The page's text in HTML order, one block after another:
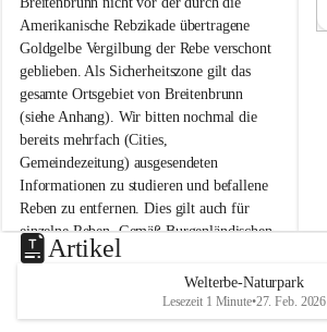
e
n
b
r
u
n
n
a
m
N
e
u
s
d
Amerikanische Rebzikade übertragene
Goldgelbe Vergilbung der Rebe verschont
geblieben. Als Sicherheitszone gilt das
gesamte Ortsgebiet von Breitenbrunn
(siehe Anhang). Wir bitten nochmal die
bereits mehrfach (Cities,
Gemeindezeitung) ausgesendeten
Informationen zu studieren und befallene
Reben zu entfernen. Dies gilt auch für
einzelne Reben. Gemäß Burgenländischen
Weinbaugesetz sind nicht gepflegte oder
unzulässige Weingärten zu roden! Bitte
helfen wir zusammen um unsere Winzer
vor den prognostizierten Ernteausfällen
e
u
e
d
Artikel
Welterbe-Naturpark
Lesezeit 1 Minute•27. Feb. 2026